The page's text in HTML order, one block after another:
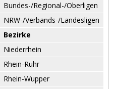
Bundes-/Regional-/Oberligen
NRW-/Verbands-/Landesligen
Bezirke
Niederrhein
Rhein-Ruhr
Rhein-Wupper